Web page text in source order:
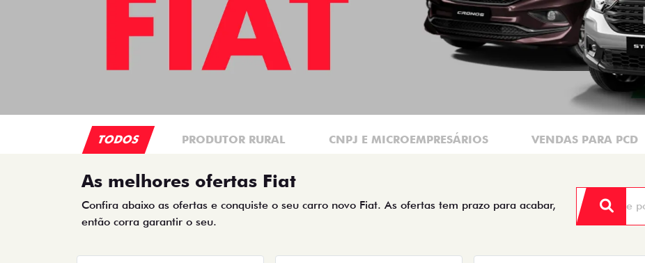
TODOS PRODUTOR RURAL CNPJ E MICROEMPRESÁRIOS VENDAS PARA PCD
As melhores ofertas Fiat
Confira abaixo as ofertas e conquiste o seu carro novo Fiat. As ofertas tem prazo para acabar,
então corra garantir o seu.